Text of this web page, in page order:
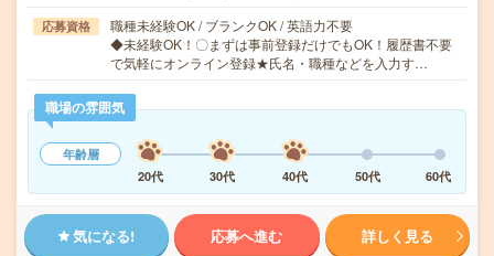
応募資格
職種未経験OK / ブランクOK / 英語力不要
◆未経験OK！〇まずは事前登録だけでもOK！履歴書不要
で気軽にオンライン登録★氏名・職種などを入力す…
職場の雰囲気
年齢層
20代
30代 40代 50代 60代
気になる! 応募へ進む 詳しく見る